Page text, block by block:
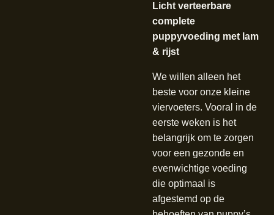
Licht verteerbare
complete
puppyvoeding met lam
& rijst
We willen alleen het
beste voor onze kleine
viervoeters. Vooral in de
eerste weken is het
belangrijk om te zorgen
voor een gezonde en
evenwichtige voeding
die optimaal is
afgestemd op de